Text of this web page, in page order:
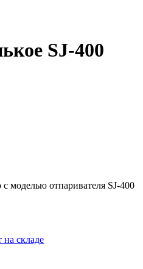
SJ-400
моделью отпаривателя SJ-400
на складе